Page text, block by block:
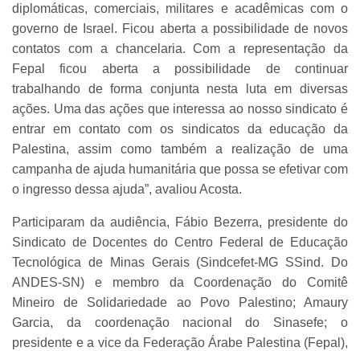
diplomáticas, comerciais, militares e acadêmicas com o
governo de Israel. Ficou aberta a possibilidade de novos
contatos com a chancelaria. Com a representação da
Fepal ficou aberta a possibilidade de continuar
trabalhando de forma conjunta nesta luta em diversas
ações. Uma das ações que interessa ao nosso sindicato é
entrar em contato com os sindicatos da educação da
Palestina, assim como também a realização de uma
campanha de ajuda humanitária que possa se efetivar com
o ingresso dessa ajuda”, avaliou Acosta.
Participaram da audiência, Fábio Bezerra, presidente do
Sindicato de Docentes do Centro Federal de Educação
Tecnológica de Minas Gerais (Sindcefet-MG SSind. Do
ANDES-SN) e membro da Coordenação do Comitê
Mineiro de Solidariedade ao Povo Palestino; Amaury
Garcia, da coordenação nacional do Sinasefe; o
presidente e a vice da Federação Árabe Palestina (Fepal),